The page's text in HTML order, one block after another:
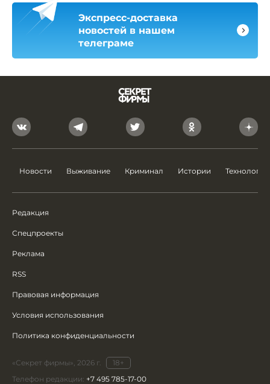
Экспресс-доставка
новостей в нашем
телеграме
Новости Выживание Криминал Истории Технологии
Редакция
Спецпроекты
Реклама
RSS
Правовая информация
Условия использования
Политика конфиденциальности
«Секрет фирмы», 2026 г.
18+
Телефон редакции: +7 495 785-17-00